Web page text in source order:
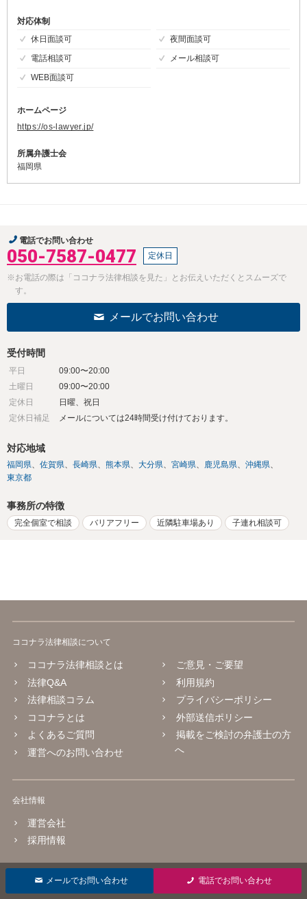
対応体制
休日面談可
夜間面談可
電話相談可
メール相談可
WEB面談可
ホームページ
https://os-lawyer.jp/
所属弁護士会
福岡県
電話でお問い合わせ
050-7587-0477 定休日
※お電話の際は「ココナラ法律相談を見た」とお伝えいただくとスムーズで
す。
メールでお問い合わせ
受付時間
平日
09:00〜20:00
土曜日
09:00〜20:00
定休日
日曜、祝日
定休日補足
メールについては24時間受け付けております。
対応地域
福岡県 佐賀県 長崎県 熊本県 大分県 宮崎県 鹿児島県
沖縄県
東京都
事務所の特徴
完全個室で相談 バリアフリー 近隣駐車場あり 子連れ相談可
メールでお問い合わせ 電話でお問い合わせ
ココナラ法律相談について
ココナラ法律相談とは
法律Q&A
法律相談コラム
ココナラとは
よくあるご質問
運営へのお問い合わせ
ご意見・ご要望
利用規約
プライバシーポリシー
外部送信ポリシー
掲載をご検討の弁護士の方
へ
会社情報
運営会社
採用情報